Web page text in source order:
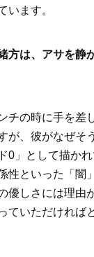
います。
は、アサを静
の時に手を差
が、彼がなぜそ
0」として描か
性といった「闇
優しさには理由
ていただければ